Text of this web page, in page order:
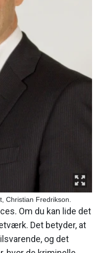
Christian Fredrikson.
Om du kan lide det
Det betyder, at
og det